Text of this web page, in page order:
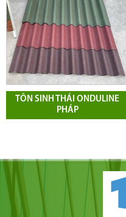
TÔN SINH THÁI ONDULINE
PHÁP